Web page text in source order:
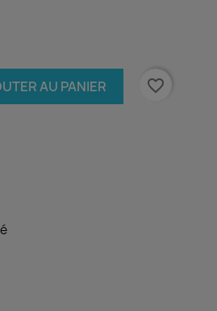
AU PANIER favorite_border